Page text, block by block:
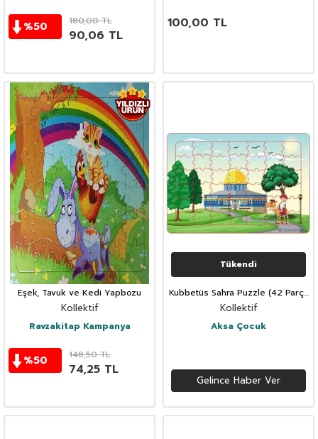
%50 180,00TL
90,06 TL
100,00 TL
Eşek, Tavuk ve Kedi Yapbozu
Kollektif
Ravzakitap Kampanya
%50 148,50TL
74,25 TL
Tükendi
Kubbetüs Sahra Puzzle (42 Parça
)
Kollektif
Aksa Çocuk
Gelince Haber Ver